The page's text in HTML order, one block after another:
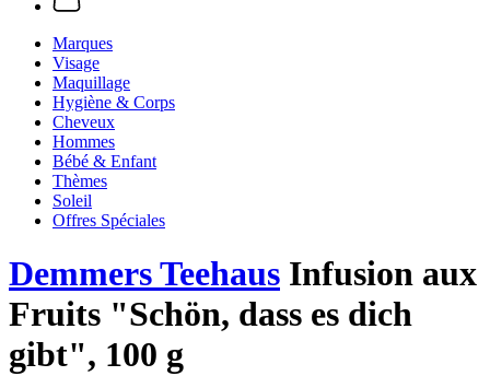
Marques
Visage
Maquillage
Hygiène & Corps
Cheveux
Hommes
Bébé & Enfant
Thèmes
Soleil
Offres Spéciales
Demmers Teehaus Infusion aux
Fruits "Schön, dass es dich
gibt", 100 g